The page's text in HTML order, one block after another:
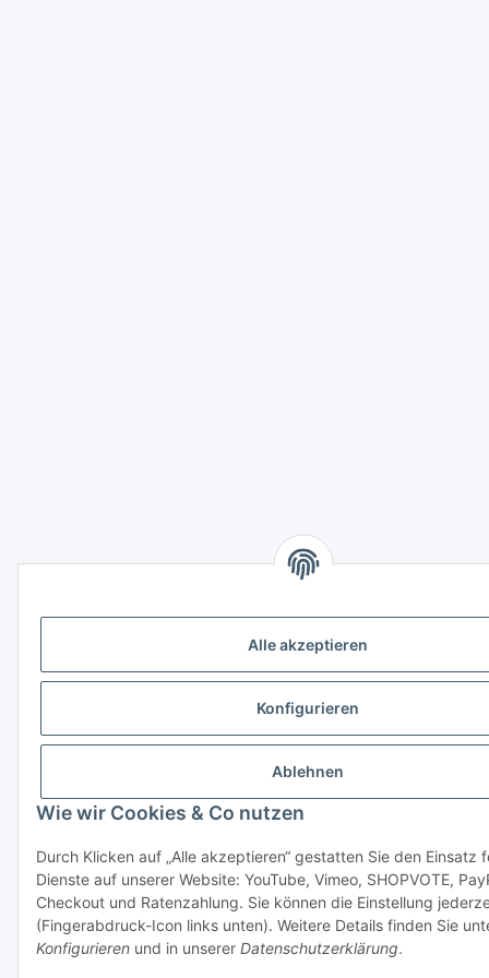
Alle akzeptieren
Konfigurieren
Ablehnen
Wie wir Cookies & Co nutzen
Durch Klicken auf „Alle akzeptieren“ gestatten Sie den Einsatz
Dienste auf unserer Website: YouTube, Vimeo, SHOPVOTE,
Checkout und Ratenzahlung. Sie können die Einstellung
(Fingerabdruck-Icon links unten). Weitere Details finden Sie
Konfigurieren und in unserer Datenschutzerklärung.